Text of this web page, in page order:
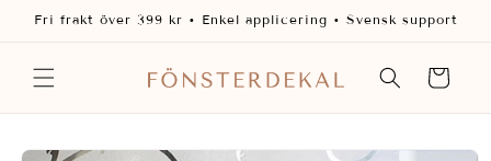
vidare
Fri frakt över 399 kr • Enkel applicering • Svensk support
Varukorg